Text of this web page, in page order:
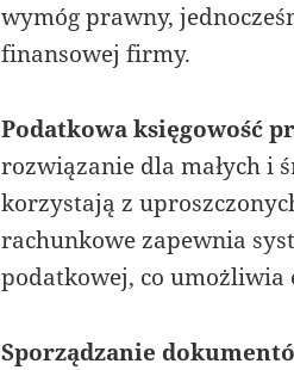
wymóg prawny,
finansowej firmy.
Podatkowa księgowość
rozwiązanie dla małych i
korzystają z
rachunkowe zapewnia
podatkowej, co
Sporządzanie